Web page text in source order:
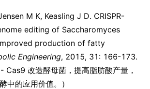
M K, Keasling J D. CRISPR-
editing of Saccharomyces
production of fatty
Engineering, 2015, 31: 166-173.
- Cas9 改造酵母菌，提高脂肪酸产量，
中的应用价值。）